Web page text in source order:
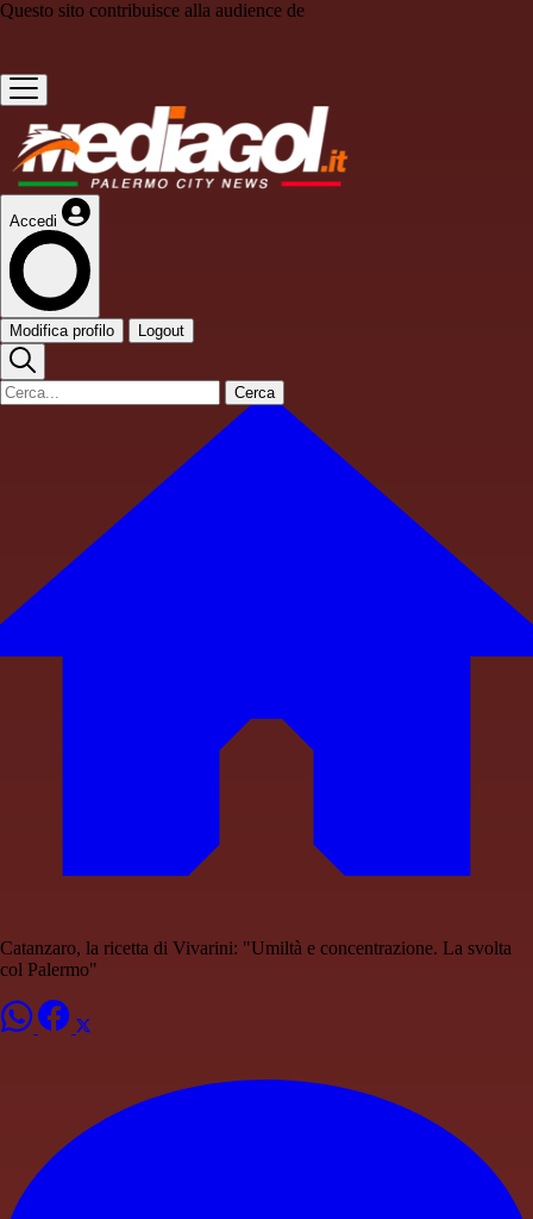
Questo sito contribuisce alla audience de
Accedi
Modifica profilo Logout
Cerca
Catanzaro, la ricetta di Vivarini: "Umiltà e concentrazione. La svolta
col Palermo"